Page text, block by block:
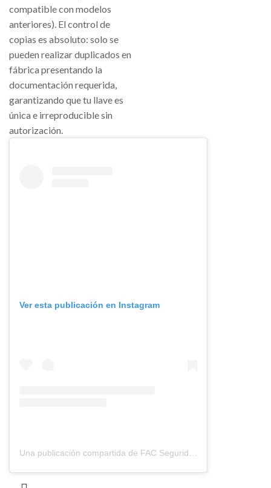
compatible con modelos
anteriores). El control de
copias es absoluto: solo se
pueden realizar duplicados en
fábrica presentando la
documentación requerida,
garantizando que tu llave es
única e irreproducible sin
autorización.
Ver esta publicación en Instagram